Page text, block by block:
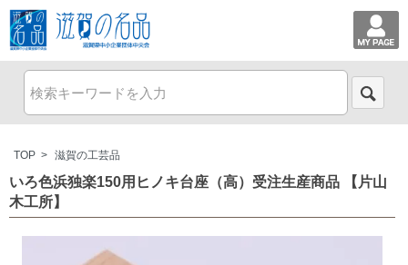
TOP > 滋賀の工芸品
いろ色浜独楽150用ヒノキ台座（高）受注生産商品 【片山
木工所】